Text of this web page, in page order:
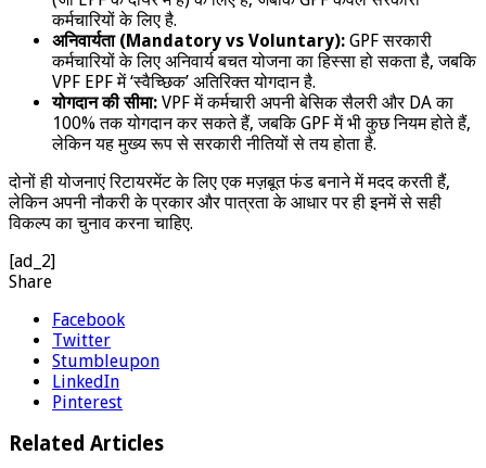
कर्मचारियों के लिए है.
अनिवार्यता (Mandatory vs Voluntary): GPF सरकारी
कर्मचारियों के लिए अनिवार्य बचत योजना का हिस्सा हो सकता है, जबकि
VPF EPF में ‘स्वैच्छिक’ अतिरिक्त योगदान है.
योगदान की सीमा: VPF में कर्मचारी अपनी बेसिक सैलरी और DA का
100% तक योगदान कर सकते हैं, जबकि GPF में भी कुछ नियम होते हैं,
लेकिन यह मुख्य रूप से सरकारी नीतियों से तय होता है.
दोनों ही योजनाएं रिटायरमेंट के लिए एक मज़बूत फंड बनाने में मदद करती हैं,
लेकिन अपनी नौकरी के प्रकार और पात्रता के आधार पर ही इनमें से सही
विकल्प का चुनाव करना चाहिए.
[ad_2]
Share
Facebook
Twitter
Stumbleupon
LinkedIn
Pinterest
Related Articles